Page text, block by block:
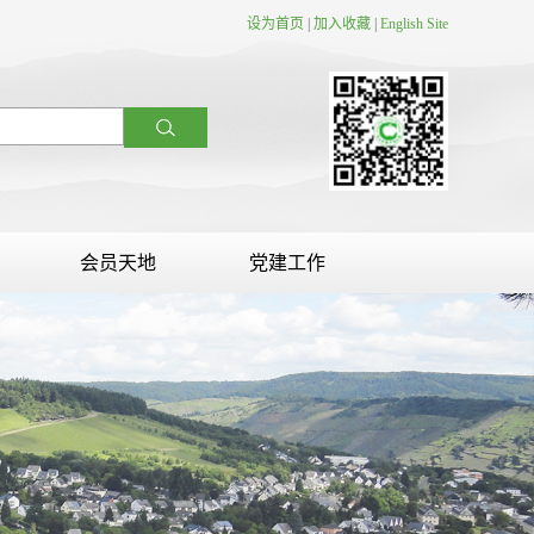
设为首页 加入收藏 English Site
会员天地 党建工作